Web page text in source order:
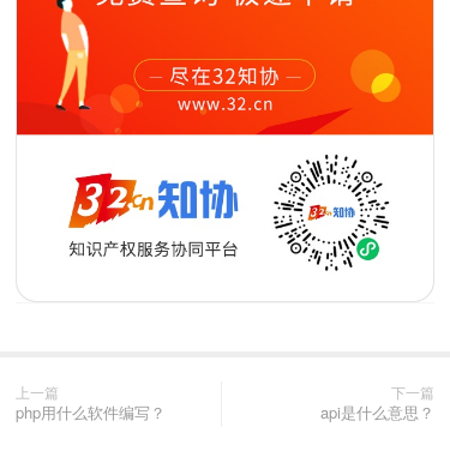
上一篇
php用什么软件编写？
下一篇
api是什么意思？